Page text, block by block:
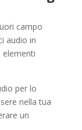
campo
audio in
elementi
per lo
nella tua
un